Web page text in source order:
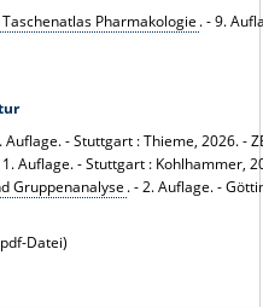
Taschenatlas Pharmakologie . - 9.
Auflage. - Stuttgart : Thieme, 2026. -
1. Auflage. - Stuttgart : Kohlhammer,
Gruppenanalyse . - 2. Auflage. -
Datei)